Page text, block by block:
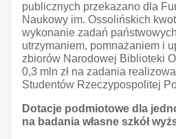
publicznych przekazano dla
Naukowy im. Ossolińskich
wykonanie zadań
utrzymaniem, pomnażaniem i
zbiorów Narodowej Biblioteki
0,3 mln zł na zadania
Studentów Rzeczypospolitej
Dotacje podmiotowe dla
na badania własne szkół